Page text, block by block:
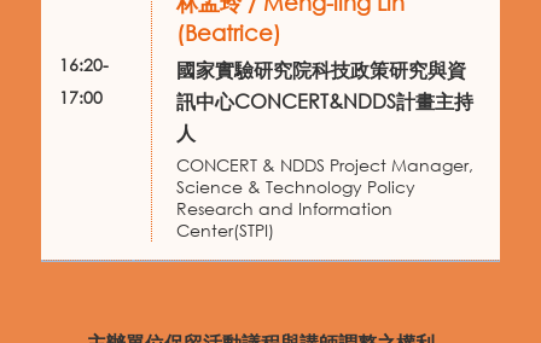
16:20-
17:00
(Beatrice)
國家實驗研究院科技政策研究與資
訊中心CONCERT&NDDS計畫主持
人
CONCERT & NDDS Project Manager,
Science & Technology Policy
Research and Information
Center(STPI)